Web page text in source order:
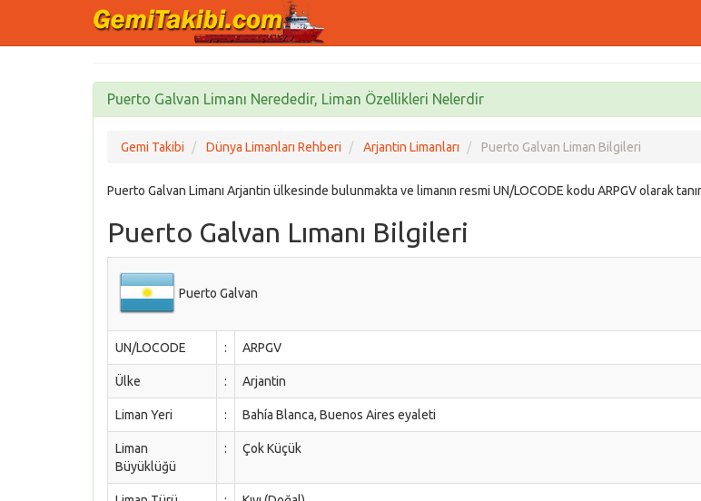
Puerto Galvan Limanı Nerededir, Liman Özellikleri Nelerdir
Gemi Takibi Dünya Limanları Rehberi Arjantin Limanları Puerto Galvan Liman Bilgileri
Puerto Galvan Limanı Arjantin ülkesinde bulunmakta ve limanın resmi UN/LOCODE kodu ARPGV olarak
Puerto Galvan Lımanı Bilgileri
Puerto Galvan
UN/LOCODE : ARPGV
Ülke : Arjantin
Liman Yeri : Bahía Blanca, Buenos Aires eyaleti
Liman
Büyüklüğü
: Çok Küçük